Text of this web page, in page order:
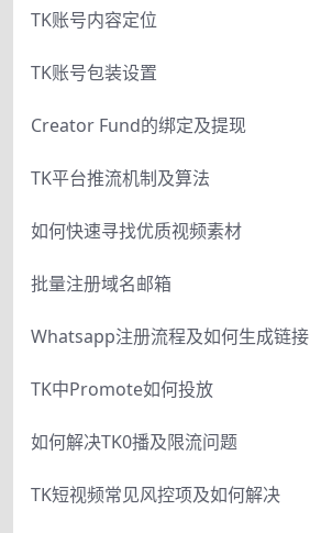
TK账号内容定位
TK账号包装设置
Creator Fund的绑定及提现
TK平台推流机制及算法
如何快速寻找优质视频素材
批量注册域名邮箱
Whatsapp注册流程及如何生成链接
TK中Promote如何投放
如何解决TK0播及限流问题
TK短视频常见风控项及如何解决